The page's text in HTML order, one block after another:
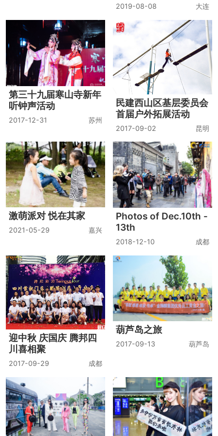
2019-08-08 大连
第三十九届寒山寺新年
听钟声活动
2017-12-31 苏州
民建西山区基层委员会
首届户外拓展活动
2017-09-02 昆明
激萌派对 悦在其家
2021-05-29 嘉兴
Photos of Dec.10th -
13th
2018-12-10 成都
迎中秋 庆国庆 腾邦四
川喜相聚
2017-09-29 成都
葫芦岛之旅
2017-09-13 葫芦岛